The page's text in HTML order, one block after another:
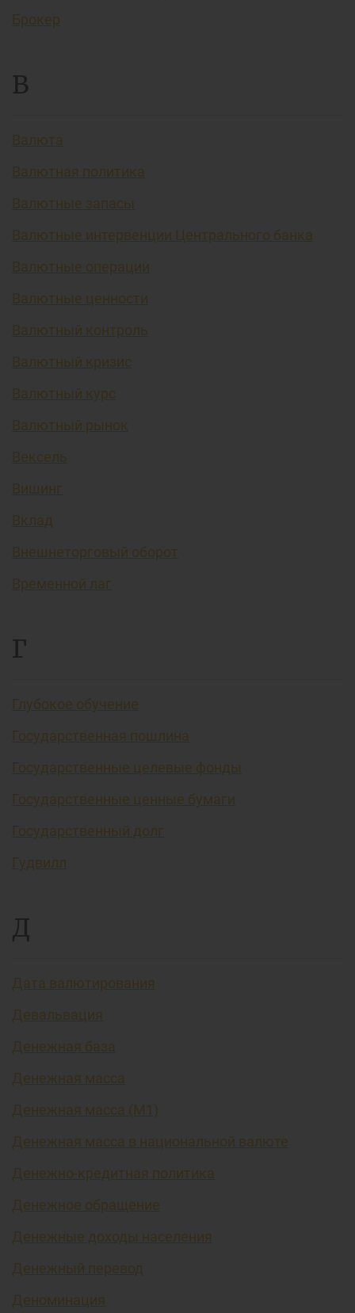
Брокер
В
Валюта
Валютная политика
Валютные запасы
Валютные интервенции Центрального банка
Валютные операции
Валютные ценности
Валютный контроль
Валютный кризис
Валютный курс
Валютный рынок
Вексель
Вишинг
Вклад
Внешнеторговый оборот
Временной лаг
Г
Глубокое обучение
Государственная пошлина
Государственные целевые фонды
Государственные ценные бумаги
Государственный долг
Гудвилл
Д
Дата валютирования
Девальвация
Денежная база
Денежная масса
Денежная масса (М1)
Денежная масса в национальной валюте
Денежно-кредитная политика
Денежное обращение
Денежные доходы населения
Денежный перевод
Деноминация